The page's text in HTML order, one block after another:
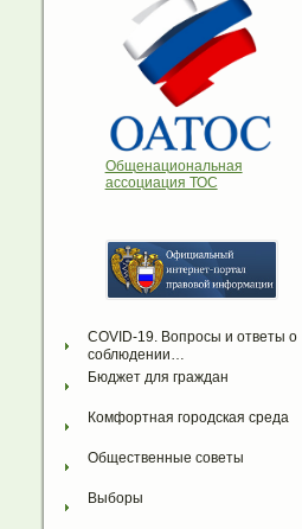
Общенациональная
ассоциация ТОС
COVID-19. Вопросы и ответы о
соблюдении…
Бюджет для граждан
Комфортная городская среда
Общественные советы
Выборы